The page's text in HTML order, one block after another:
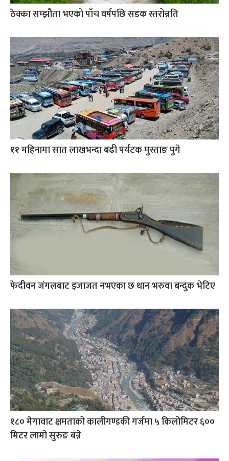
ठेक्का सम्झौता भएको पाँच वर्षपछि सडक स्तरोन्नति
११ महिनामा सात लाखभन्दा बढी पर्यटक मुस्ताङ पुगे
फेदीवन जंगलबाट इजाजत नभएका छ थान भरुवा बन्दुक भेटिए
१८० मेगावाट क्षमताको कालीगण्डकी गर्जमा ५ किलोमिटर ६००
मिटर लामो सुरुङ बन्ने